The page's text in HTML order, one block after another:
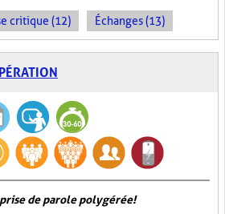
critique (12) Échanges (13)
de parole polygérée!